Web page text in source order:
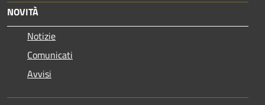
NOVITÀ
Notizie
Comunicati
Avvisi